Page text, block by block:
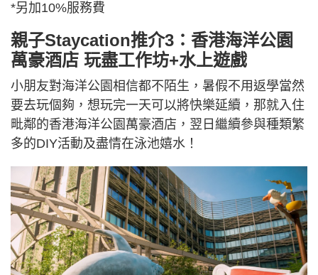
*另加10%服務費
親子Staycation推介3：香港海洋公園
萬豪酒店 玩盡工作坊+水上遊戲
小朋友對海洋公園相信都不陌生，暑假不用返學當然
要去玩個夠，想玩完一天可以將快樂延續，那就入住
毗鄰的香港海洋公園萬豪酒店，翌日繼續參與種類繁
多的DIY活動及盡情在泳池嬉水！